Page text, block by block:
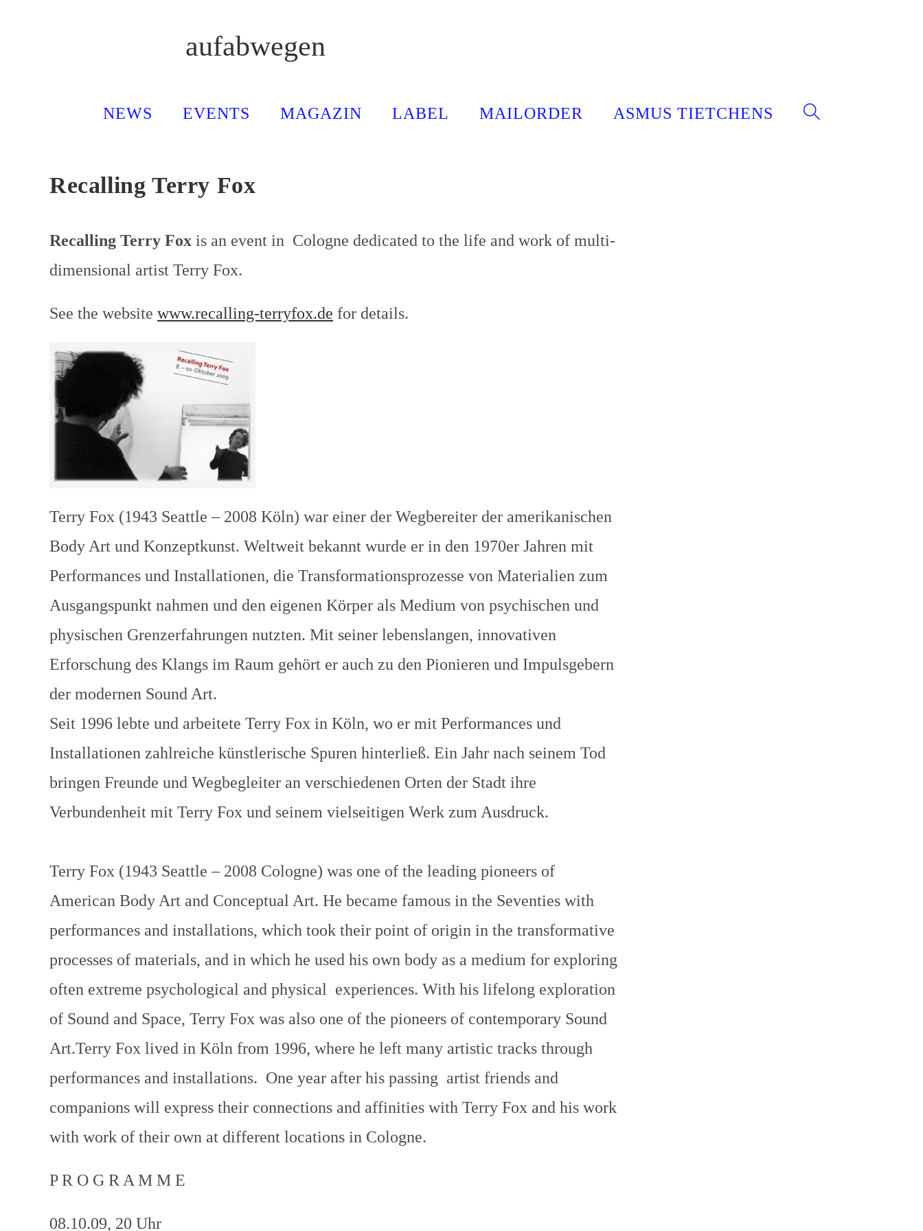
aufabwegen
NEWS EVENTS MAGAZIN LABEL MAILORDER ASMUS TIETCHENS WEBSITE-
Recalling Terry Fox
Recalling Terry Fox is an event in Cologne dedicated to the life and work of multi-
dimensional artist Terry Fox.
See the website www.recalling-terryfox.de for details.
Terry Fox (1943 Seattle – 2008 Köln) war einer der Wegbereiter der amerikanischen
Body Art und Konzeptkunst. Weltweit bekannt wurde er in den 1970er Jahren mit
Performances und Installationen, die Transformationsprozesse von Materialien zum
Ausgangspunkt nahmen und den eigenen Körper als Medium von psychischen und
physischen Grenzerfahrungen nutzten. Mit seiner lebenslangen, innovativen
Erforschung des Klangs im Raum gehört er auch zu den Pionieren und Impulsgebern
der modernen Sound Art.
Seit 1996 lebte und arbeitete Terry Fox in Köln, wo er mit Performances und
Installationen zahlreiche künstlerische Spuren hinterließ. Ein Jahr nach seinem Tod
bringen Freunde und Wegbegleiter an verschiedenen Orten der Stadt ihre
Verbundenheit mit Terry Fox und seinem vielseitigen Werk zum Ausdruck.
Terry Fox (1943 Seattle – 2008 Cologne) was one of the leading pioneers of
American Body Art and Conceptual Art. He became famous in the Seventies with
performances and installations, which took their point of origin in the transformative
processes of materials, and in which he used his own body as a medium for exploring
often extreme psychological and physical experiences. With his lifelong exploration
of Sound and Space, Terry Fox was also one of the pioneers of contemporary Sound
Art.Terry Fox lived in Köln from 1996, where he left many artistic tracks through
performances and installations. One year after his passing artist friends and
companions will express their connections and affinities with Terry Fox and his work
with work of their own at different locations in Cologne.
P R O G R A M M E
08.10.09, 20 Uhr